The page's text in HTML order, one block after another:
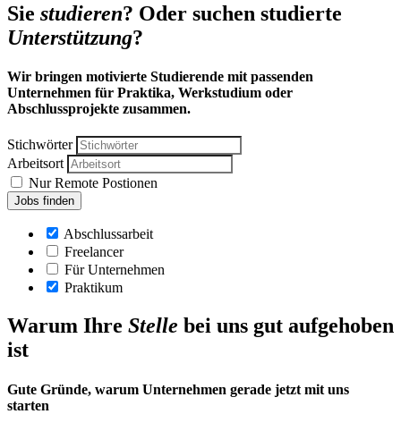
Sie studieren? Oder suchen studierte
Unterstützung?
Wir bringen motivierte Studierende mit passenden
Unternehmen für Praktika, Werkstudium oder
Abschlussprojekte zusammen.
Stichwörter
Arbeitsort
Nur Remote Postionen
Abschlussarbeit
Freelancer
Für Unternehmen
Praktikum
Warum Ihre Stelle bei uns gut aufgehoben
ist
Gute Gründe, warum Unternehmen gerade jetzt mit uns
starten